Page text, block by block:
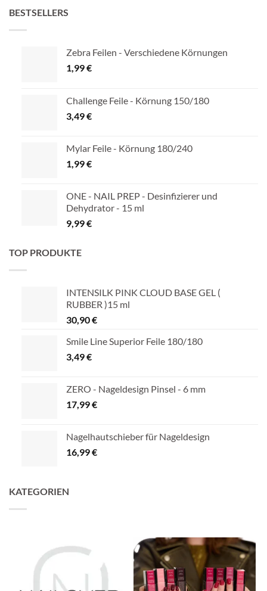
BESTSELLERS
Zebra Feilen - Verschiedene Körnungen
1,99€
Challenge Feile - Körnung 150/180
3,49€
Mylar Feile - Körnung 180/240
1,99€
ONE - NAIL PREP - Desinfizierer und
Dehydrator - 15 ml
9,99€
TOP PRODUKTE
INTENSILK PINK CLOUD BASE GEL (
RUBBER )15 ml
30,90€
Smile Line Superior Feile 180/180
3,49€
ZERO - Nageldesign Pinsel - 6 mm
17,99€
Nagelhautschieber für Nageldesign
16,99€
KATEGORIEN